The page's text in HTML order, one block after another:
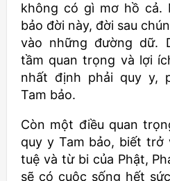
không có gì mơ hồ cả.
bảo đời này, đời sau
vào những đường dữ.
tầm quan trọng và lợi
nhất định phải quy y,
Tam bảo.
Còn một điều quan
quy y Tam bảo, biết trở
tuệ và từ bi của Phật,
sẽ có cuộc sống hết